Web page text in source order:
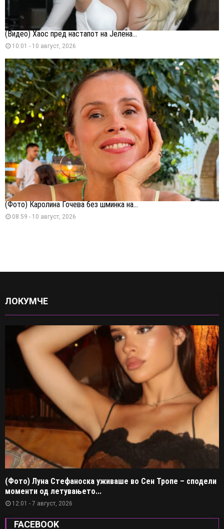
(Видео) Хаос пред настапот на Јелена...
10:01 - 10 август, 2026
(Фото) Каролина Гочева без шминка на...
08:59 - 10 август, 2026
ЛОКУМЧЕ
(Фото) Луна Стефаноска уживаше во Сен Тропе – сподели
моменти од летувањето...
12:01 - 7 август, 2026
FACEBOOK